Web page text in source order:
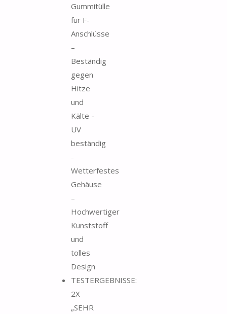
Gummitülle
für F-
Anschlüsse
–
Beständig
gegen
Hitze
und
Kälte -
UV
beständig
-
Wetterfestes
Gehäuse
–
Hochwertiger
Kunststoff
und
tolles
Design
TESTERGEBNISSE:
2X
„SEHR